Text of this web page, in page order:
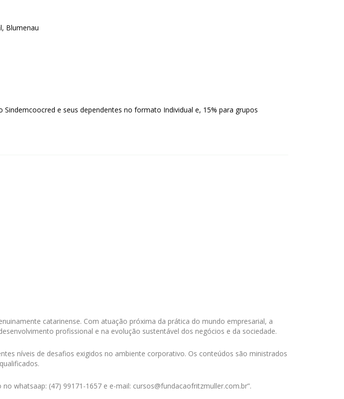
Blumenau
e seus dependentes no formato Individual e, 15% para grupos
catarinense. Com atuação próxima da prática do mundo empresarial, a
profissional e na evolução sustentável dos negócios e da sociedade.
níveis de desafios exigidos no ambiente corporativo. Os conteúdos são ministrados
whatsaap: (47) 99171-1657 e e-mail: cursos@fundacaofritzmuller.com.br”.